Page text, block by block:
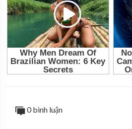
0 bình luận